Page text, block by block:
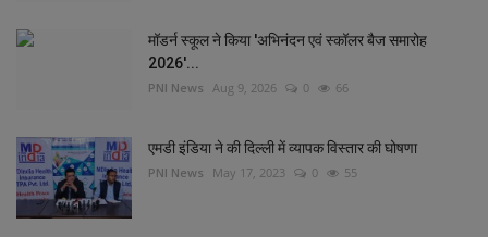
मॉडर्न स्कूल ने किया 'अभिनंदन एवं स्कॉलर बैज समारोह
2026'...
PNI News Aug 9, 2026 0 66
एमडी इंडिया ने की दिल्‍ली में व्‍यापक विस्‍तार की घोषणा
PNI News May 17, 2023 0 55